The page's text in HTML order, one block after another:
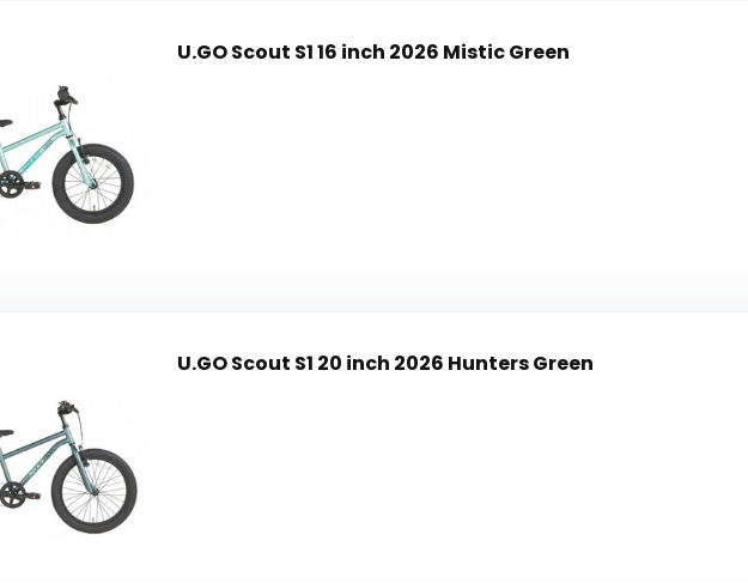
U.GO Scout S1 16 inch 2026 Mistic Green
U.GO Scout S1 20 inch 2026 Hunters Green